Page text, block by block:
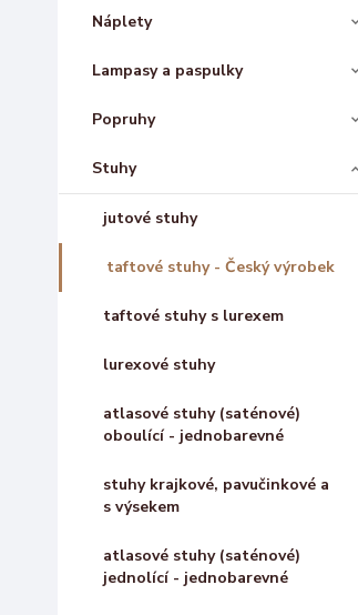
Náplety
Lampasy a paspulky
Popruhy
Stuhy
jutové stuhy
taftové stuhy - Český výrobek
taftové stuhy s lurexem
lurexové stuhy
atlasové stuhy (saténové)
oboulící - jednobarevné
stuhy krajkové, pavučinkové a
s výsekem
atlasové stuhy (saténové)
jednolící - jednobarevné